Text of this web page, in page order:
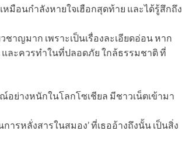
มือนกำลังหายใจเฮือกสุดท้าย และได้รู้สึกถึง
าญมาก เพราะเป็นเรื่องละเอียดอ่อน หาก
ละควรทำในที่ปลอดภัย ใกล้ธรรมชาติ ที่
อย่างหนักในโลกโซเชียล มีชาวเน็ตเข้ามา
ารหลั่งสารในสมอง’ ที่เธออ้างถึงนั้น เป็นสิ่ง